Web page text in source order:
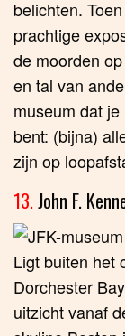
belichten.
prachtige
de moorden op
en tal van
museum dat
bent: (bijna)
zijn op
13.John F.
Ligt buiten het
Dorchester
uitzicht vanaf